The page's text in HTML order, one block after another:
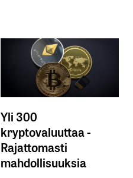
Yli 300
kryptovaluuttaa -
Rajattomasti
mahdollisuuksia